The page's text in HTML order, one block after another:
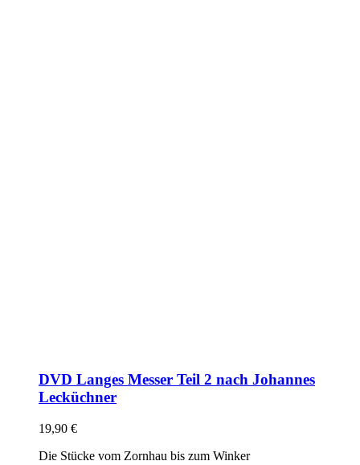
DVD Langes Messer Teil 2 nach Johannes
Lecküchner
19,90 €
Die Stücke vom Zornhau bis zum Winker